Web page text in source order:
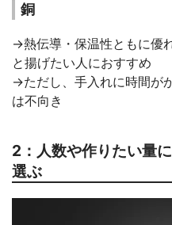
銅
→熱伝導・保温性ともに優
と揚げたい人におすすめ
→ただし、手入れに時間が
は不向き
2：人数や作りたい量
選ぶ